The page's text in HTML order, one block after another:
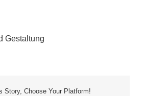
Story, Choose Your Platform!